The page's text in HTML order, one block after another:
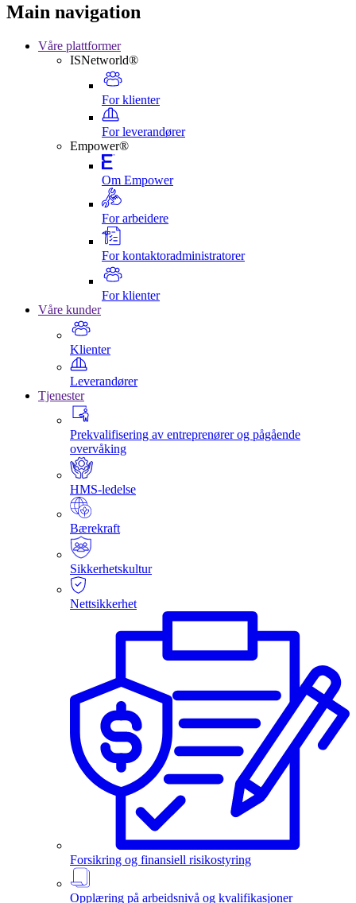
Main navigation
Våre plattformer
ISNetworld®
For klienter
For leverandører
Empower®
Om Empower
For arbeidere
For kontaktoradministratorer
For klienter
Våre kunder
Klienter
Leverandører
Tjenester
Prekvalifisering av entreprenører og pågående
overvåking
HMS-ledelse
Bærekraft
Sikkerhetskultur
Nettsikkerhet
Forsikring og finansiell risikostyring
Opplæring på arbeidsnivå og kvalifikasjoner